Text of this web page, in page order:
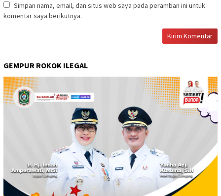
Simpan nama, email, dan situs web saya pada peramban ini untuk
komentar saya berikutnya.
GEMPUR ROKOK ILEGAL